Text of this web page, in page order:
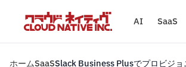
AI SaaS
ホームSaaSSlack Business Plusでプロビジョ